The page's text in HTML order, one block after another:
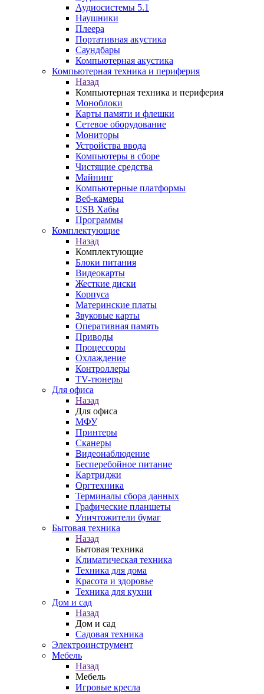
Аудиосистемы 5.1
Наушники
Плеера
Портативная акустика
Саундбары
Компьютерная акустика
Компьютерная техника и периферия
Назад
Компьютерная техника и периферия
Моноблоки
Карты памяти и флешки
Сетевое оборудование
Мониторы
Устройства ввода
Компьютеры в сборе
Чистящие средства
Майнинг
Компьютерные платформы
Веб-камеры
USB Хабы
Программы
Комплектующие
Назад
Комплектующие
Блоки питания
Видеокарты
Жесткие диски
Корпуса
Материнские платы
Звуковые карты
Оперативная память
Приводы
Процессоры
Охлаждение
Контроллеры
TV-тюнеры
Для офиса
Назад
Для офиса
МФУ
Принтеры
Сканеры
Видеонаблюдение
Бесперебойное питание
Картриджи
Оргтехника
Терминалы сбора данных
Графические планшеты
Уничтожители бумаг
Бытовая техника
Назад
Бытовая техника
Климатическая техника
Техника для дома
Красота и здоровье
Техника для кухни
Дом и сад
Назад
Дом и сад
Садовая техника
Электроинструмент
Мебель
Назад
Мебель
Игровые кресла